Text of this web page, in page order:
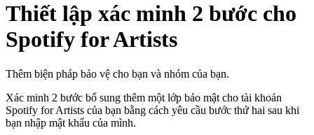
Thiết lập xác minh 2 bước cho
Spotify for Artists
Thêm biện pháp bảo vệ cho bạn và nhóm của bạn.
Xác minh 2 bước bổ sung thêm một lớp bảo mật cho tài khoản
Spotify for Artists của bạn bằng cách yêu cầu bước thứ hai sau khi
bạn nhập mật khẩu của mình.